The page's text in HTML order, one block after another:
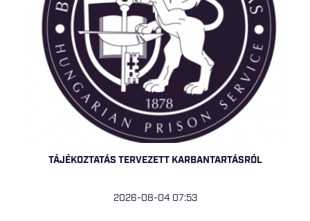
TÁJÉKOZTATÁS TERVEZETT KARBANTARTÁSRÓL
2026-08-04 07:53